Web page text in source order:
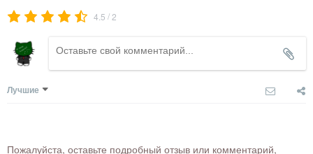
4.5 /2
Лучшие
Пожалуйста, оставьте подробный отзыв или комментарий,